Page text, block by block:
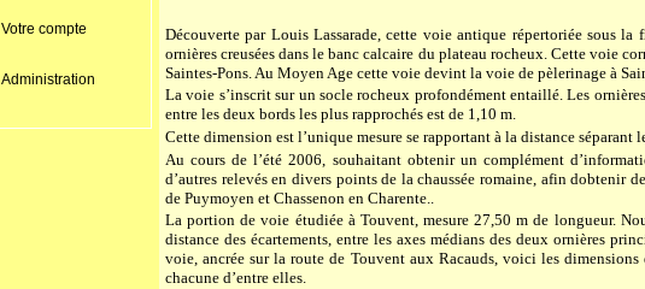
Votre compte
Administration
Découverte par Louis Lassarade, cette voie antique répertoriée sous la
ornières creusées dans le banc calcaire du plateau rocheux. Cette voie
Saintes-Pons. Au Moyen Age cette voie devint la voie de pèlerinage à
La voie s’inscrit sur un socle rocheux profondément entaillé. Les
entre les deux bords les plus rapprochés est de 1,10 m.
Cette dimension est l’unique mesure se rapportant à la distance séparant
Au cours de l’été 2006, souhaitant obtenir un complément
d’autres relevés en divers points de la chaussée romaine, afin dobtenir
de Puymoyen et Chassenon en Charente..
La portion de voie étudiée à Touvent, mesure27,50 m de longueur.
distance des écartements, entre les axes médians des deux ornières
voie, ancrée sur la route de Touvent aux Racauds, voici les
chacune d’entre elles.